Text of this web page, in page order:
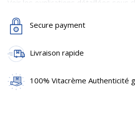
Voir les explications détaillées sous
Secure payment
Livraison rapide
100% Vitacrème Authenticité